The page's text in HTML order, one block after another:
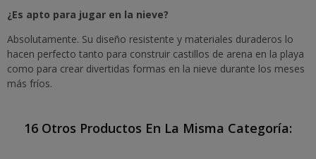
¿Es apto para jugar en la nieve?
Absolutamente. Su diseño resistente y materiales duraderos lo
hacen perfecto tanto para construir castillos de arena en la playa
como para crear divertidas formas en la nieve durante los meses
más fríos.
16 Otros Productos En La Misma Categoría: